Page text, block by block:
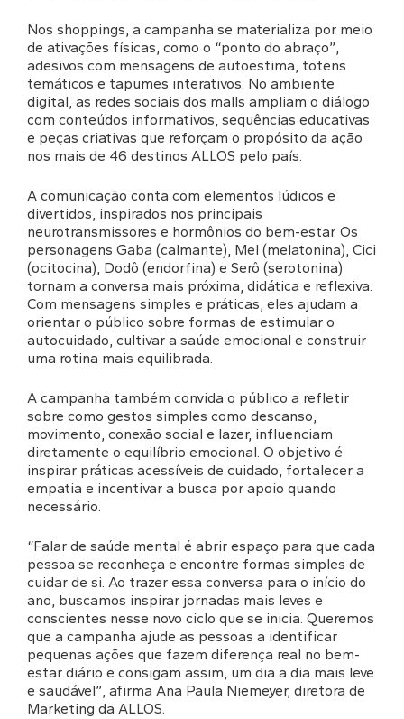
Nos shoppings, a campanha se materializa por meio
de ativações físicas, como o “ponto do abraço”,
adesivos com mensagens de autoestima, totens
temáticos e tapumes interativos. No ambiente
digital, as redes sociais dos malls ampliam o diálogo
com conteúdos informativos, sequências educativas
e peças criativas que reforçam o propósito da ação
nos mais de 46 destinos ALLOS pelo país.
A comunicação conta com elementos lúdicos e
divertidos, inspirados nos principais
neurotransmissores e hormônios do bem-estar. Os
personagens Gaba (calmante), Mel (melatonina), Cici
(ocitocina), Dodô (endorfina) e Serô (serotonina)
tornam a conversa mais próxima, didática e reflexiva.
Com mensagens simples e práticas, eles ajudam a
orientar o público sobre formas de estimular o
autocuidado, cultivar a saúde emocional e construir
uma rotina mais equilibrada.
A campanha também convida o público a refletir
sobre como gestos simples como descanso,
movimento, conexão social e lazer, influenciam
diretamente o equilíbrio emocional. O objetivo é
inspirar práticas acessíveis de cuidado, fortalecer a
empatia e incentivar a busca por apoio quando
necessário.
“Falar de saúde mental é abrir espaço para que cada
pessoa se reconheça e encontre formas simples de
cuidar de si. Ao trazer essa conversa para o início do
ano, buscamos inspirar jornadas mais leves e
conscientes nesse novo ciclo que se inicia. Queremos
que a campanha ajude as pessoas a identificar
pequenas ações que fazem diferença real no bem-
estar diário e consigam assim, um dia a dia mais leve
e saudável”, afirma Ana Paula Niemeyer, diretora de
Marketing da ALLOS.